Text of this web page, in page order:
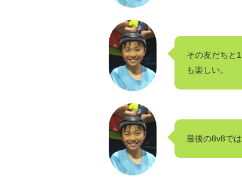
その友だちと
も楽しい。
最後の8v8で